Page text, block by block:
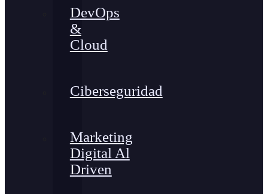
DevOps
&
Cloud
Ciberseguridad
Marketing
Digital Al
Driven